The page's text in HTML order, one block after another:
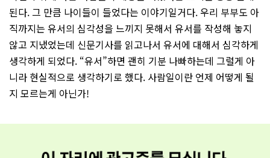
된다. 그 만큼 나이들이 들었다는 이야기일거다. 우리 부부도 아
직까지는 유서의 심각성을 느끼지 못해서 유서를 작성해 놓지
않고 지냈었는데 신문기사를 읽고나서 유서에 대해서 심각하게
생각하게 되었다. “유서”하면 괜히 기분 나빠하는데 그럴게 아
니라 현실적으로 생각하기로 했다. 사람일이란 언제 어떻게 될
지 모르는게 아닌가!